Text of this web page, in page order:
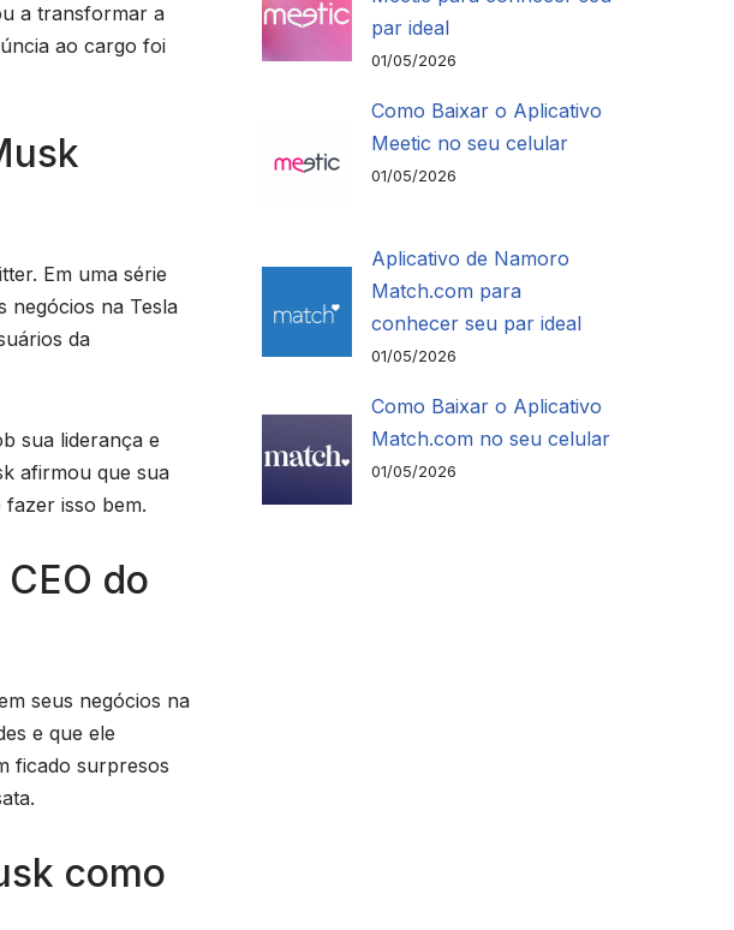
a transformar a
ao cargo foi
Em uma série
negócios na Tesla
da
sua liderança e
afirmou que sua
isso bem.
do
seus negócios na
e que ele
ficado surpresos
como
par ideal
01/05/2026
Como Baixar o Aplicativo
Meetic no seu celular
01/05/2026
Aplicativo de Namoro
Match.com para
conhecer seu par ideal
01/05/2026
Como Baixar o Aplicativo
Match.com no seu celular
01/05/2026